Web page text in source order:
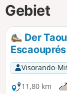
Gebiet
Der
Escaouprés
Visorando-
11,80 km